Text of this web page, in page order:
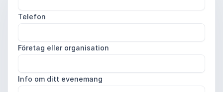
Telefon
Företag eller organisation
Info om ditt evenemang